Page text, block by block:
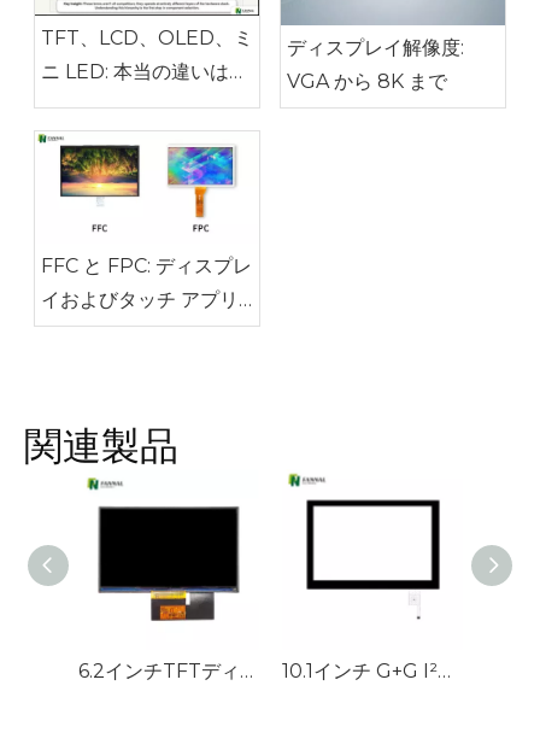
TFT、LCD、OLED、ミ
ニ LED: 本当の違いは何
ですか?
ディスプレイ解像度:
VGA から 8K まで
FFC と FPC: ディスプレ
イおよびタッチ アプリ
ケーションにはどちらを
関連製品
6.2インチTFTディスプレイ1024*600高輝度自動車アプリケーションLCD 10.1インチ G+G I²C インターフェース高信頼性静電容量タッチパネル